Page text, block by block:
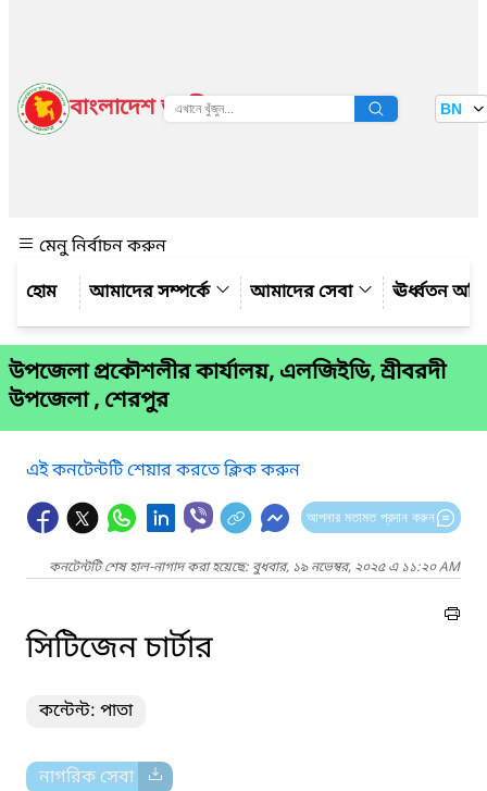
বাংলাদেশ জাতীয় তথ্য বাতায়ন BN
মেনু নির্বাচন করুন
আমাদের সম্পর্কে
আমাদের সেবা ঊর্ধ্বতন
উপজেলা প্রকৌশলীর কার্যালয়, এলজিইডি, শ্রীবরদী
উপজেলা , শেরপুর
এই কনটেন্টটি শেয়ার করতে ক্লিক করুন
আপনার মতামত প্রদান করুন
কনটেন্টটি শেষ হাল-নাগাদ করা হয়েছে: বুধবার, ১৯ নভেম্বর, ২০২৫ এ ১১:২০ AM
সিটিজেন চার্টার
কন্টেন্ট: পাতা
নাগরিক সেবা